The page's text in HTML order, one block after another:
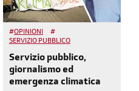
#OPINIONI
#
SERVIZIO PUBBLICO
Servizio pubblico,
giornalismo ed
emergenza climatica